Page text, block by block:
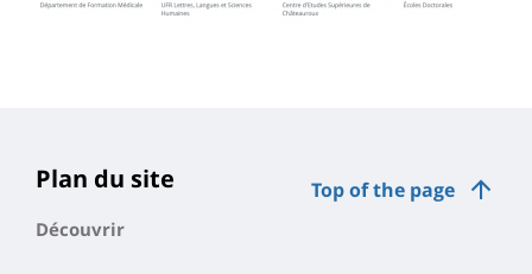
Top of the page
Plan du site
Découvrir